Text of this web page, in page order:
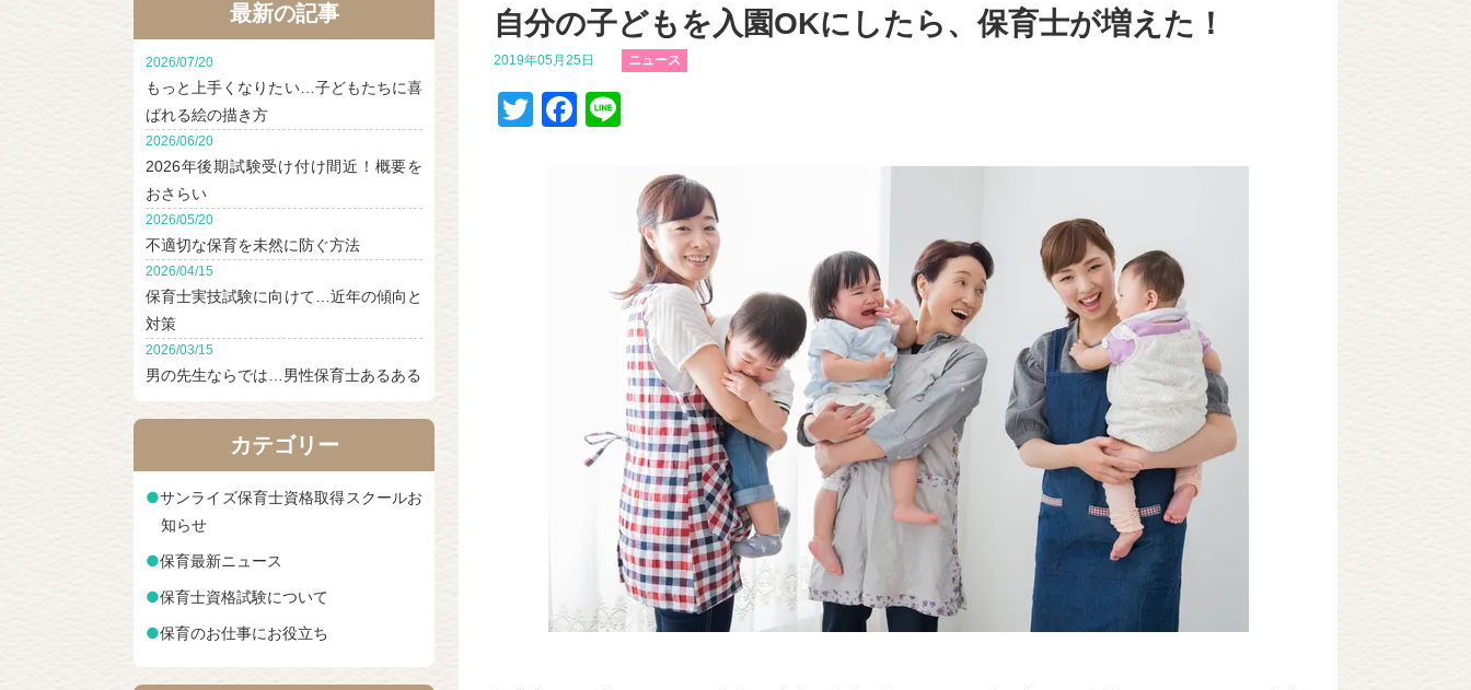
自分の子どもを入園OKにしたら、保育士が増えた！
2019年05月25日 ニュース
T
F
最新の記事
2026/07/20
もっと上手くなりたい…子どもたちに喜
ばれる絵の描き方
2026/06/20
2026年後期試験受け付け間近！概要を
おさらい
2026/05/20
不適切な保育を未然に防ぐ方法
2026/04/15
保育士実技試験に向けて…近年の傾向と
対策
2026/03/15
男の先生ならでは…男性保育士あるある
カテゴリー
●サンライズ保育士資格取得スクールお
知らせ
●保育最新ニュース
●保育士資格試験について
●保育のお仕事にお役立ち